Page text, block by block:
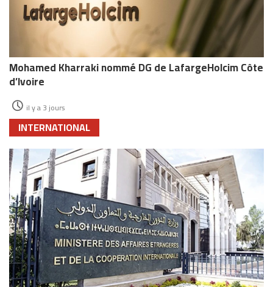
Mohamed Kharraki nommé DG de LafargeHolcim Côte
d’Ivoire
il y a 3 jours
INTERNATIONAL